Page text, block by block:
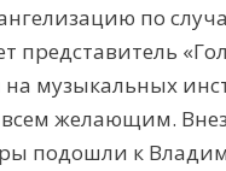
по
представитель
музыкальных
всем желающим.
подошли к